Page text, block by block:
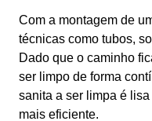
Com a montagem de
técnicas como tubos,
Dado que o caminho
ser limpo de forma
sanita a ser limpa é
mais eficiente.